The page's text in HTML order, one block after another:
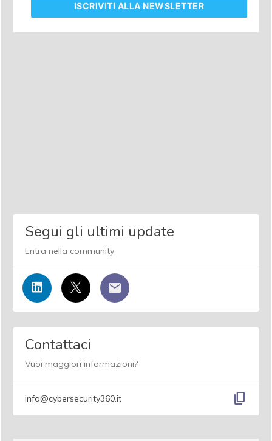
ISCRIVITI ALLA NEWSLETTER
Segui gli ultimi update
Entra nella community
Contattaci
Vuoi maggiori informazioni?
info@cybersecurity360.it content_copy